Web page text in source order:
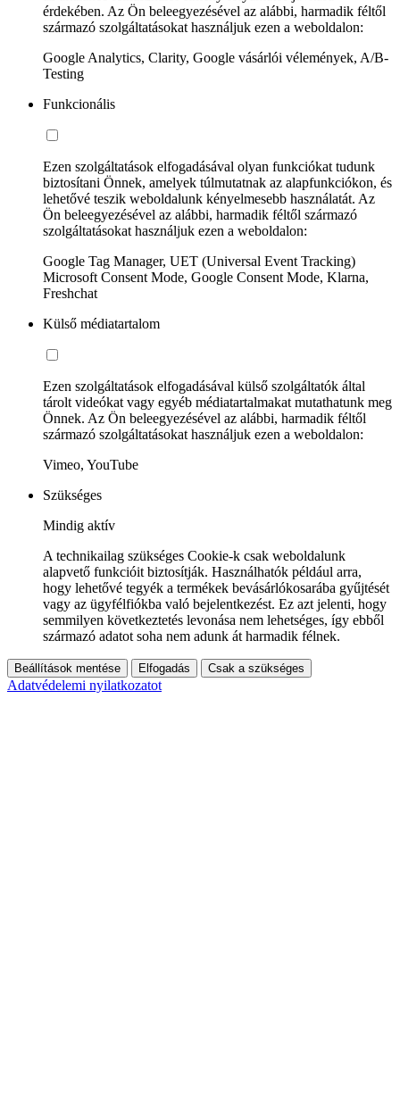
érdekében. Az Ön beleegyezésével az alábbi, harmadik féltől
származó szolgáltatásokat használjuk ezen a weboldalon:
Google Analytics, Clarity, Google vásárlói vélemények, A/B-
Testing
Funkcionális
Ezen szolgáltatások elfogadásával olyan funkciókat tudunk
biztosítani Önnek, amelyek túlmutatnak az alapfunkciókon, és
lehetővé teszik weboldalunk kényelmesebb használatát. Az
Ön beleegyezésével az alábbi, harmadik féltől származó
szolgáltatásokat használjuk ezen a weboldalon:
Google Tag Manager, UET (Universal Event Tracking)
Microsoft Consent Mode, Google Consent Mode, Klarna,
Freshchat
Külső médiatartalom
Ezen szolgáltatások elfogadásával külső szolgáltatók által
tárolt videókat vagy egyéb médiatartalmakat mutathatunk meg
Önnek. Az Ön beleegyezésével az alábbi, harmadik féltől
származó szolgáltatásokat használjuk ezen a weboldalon:
Vimeo, YouTube
Szükséges
Mindig aktív
A technikailag szükséges Cookie-k csak weboldalunk
alapvető funkcióit biztosítják. Használhatók például arra,
hogy lehetővé tegyék a termékek bevásárlókosarába gyűjtését
vagy az ügyfélfiókba való bejelentkezést. Ez azt jelenti, hogy
semmilyen következtetés levonása nem lehetséges, így ebből
származó adatot soha nem adunk át harmadik félnek.
Beállítások mentése Elfogadás Csak a szükséges
Adatvédelemi nyilatkozatot